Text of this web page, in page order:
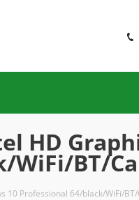
HD
WiFi/BT/
10 Professional 64/black/WiFi/BT/